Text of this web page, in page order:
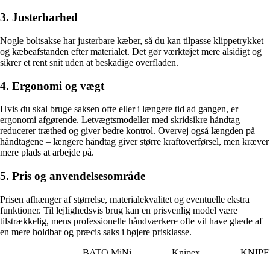
3. Justerbarhed
Nogle boltsakse har justerbare kæber, så du kan tilpasse klippetrykket
og kæbeafstanden efter materialet. Det gør værktøjet mere alsidigt og
sikrer et rent snit uden at beskadige overfladen.
4. Ergonomi og vægt
Hvis du skal bruge saksen ofte eller i længere tid ad gangen, er
ergonomi afgørende. Letvægtsmodeller med skridsikre håndtag
reducerer træthed og giver bedre kontrol. Overvej også længden på
håndtagene – længere håndtag giver større kraftoverførsel, men kræver
mere plads at arbejde på.
5. Pris og anvendelsesområde
Prisen afhænger af størrelse, materialekvalitet og eventuelle ekstra
funktioner. Til lejlighedsvis brug kan en prisvenlig model være
tilstrækkelig, mens professionelle håndværkere ofte vil have glæde af
en mere holdbar og præcis saks i højere prisklasse.